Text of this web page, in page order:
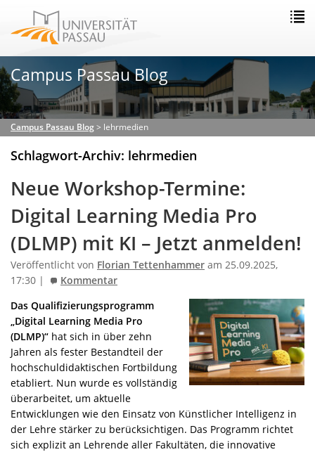
Campus Passau Blog
Campus Passau Blog> lehrmedien
Schlagwort-Archiv: lehrmedien
Neue Workshop-Termine:
Digital Learning Media Pro
(DLMP) mit KI – Jetzt anmelden!
Veröffentlicht von Florian Tettenhammer am 25.09.2025,
17:30 |
Kommentar
Das Qualifizierungsprogramm
„Digital Learning Media Pro
(DLMP)“ hat sich in über zehn
Jahren als fester Bestandteil der
hochschuldidaktischen Fortbildung
etabliert. Nun wurde es vollständig
überarbeitet, um aktuelle
Entwicklungen wie den Einsatz von Künstlicher Intelligenz in
der Lehre stärker zu berücksichtigen. Das Programm richtet
sich explizit an Lehrende aller Fakultäten, die innovative